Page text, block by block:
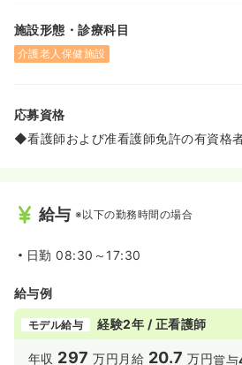
施設形態・診療科目
介護老人保健施設
応募資格
◆看護師および准看護師免許の有資格者
給与 ※以下の勤務時間の場合
日勤 08:30～17:30
給与例
モデル給与 経験2年 / 正看護師
年収 297 万円 月給 20.7 万円賞与